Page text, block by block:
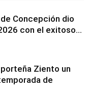
Concepción dio
con el exitoso...
Ziento un
de